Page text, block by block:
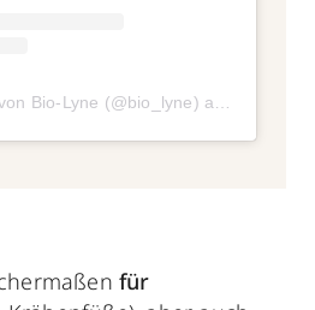
Bio-Lyne (@bio_lyne) am
für